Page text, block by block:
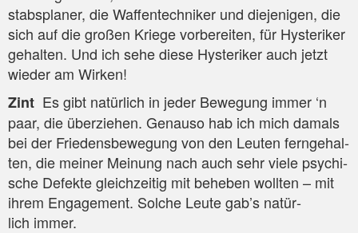
stabs­pla­ner, die Waf­fen­tech­ni­ker und die­je­ni­gen, die
sich auf die gro­ßen Krie­ge vor­be­rei­ten, für Hys­te­ri­ker
gehal­ten. Und ich sehe die­se Hys­te­ri­ker auch jetzt
wie­der am Wirken!
Zint Es gibt natür­lich in jeder Bewe­gung immer ‘n
paar, die über­zie­hen. Genau­so hab ich mich damals
bei der Frie­dens­be­we­gung von den Leu­ten fern­ge­hal­
ten, die mei­ner Mei­nung nach auch sehr vie­le psy­chi­
sche Defek­te gleich­zei­tig mit behe­ben woll­ten – mit
ihrem Enga­ge­ment. Sol­che Leu­te gab’s natür­
lich immer.